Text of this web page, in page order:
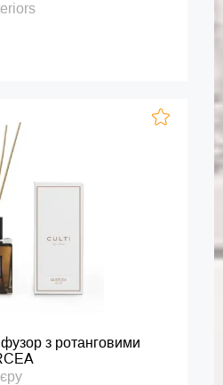
з ротанговими